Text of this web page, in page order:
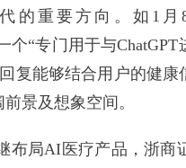
重要方向。如1月8
个“专门用于与
复能够结合用户的健
景及想象空间。
局AI医疗产品，浙商